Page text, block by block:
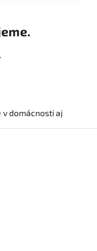
domácnosti aj